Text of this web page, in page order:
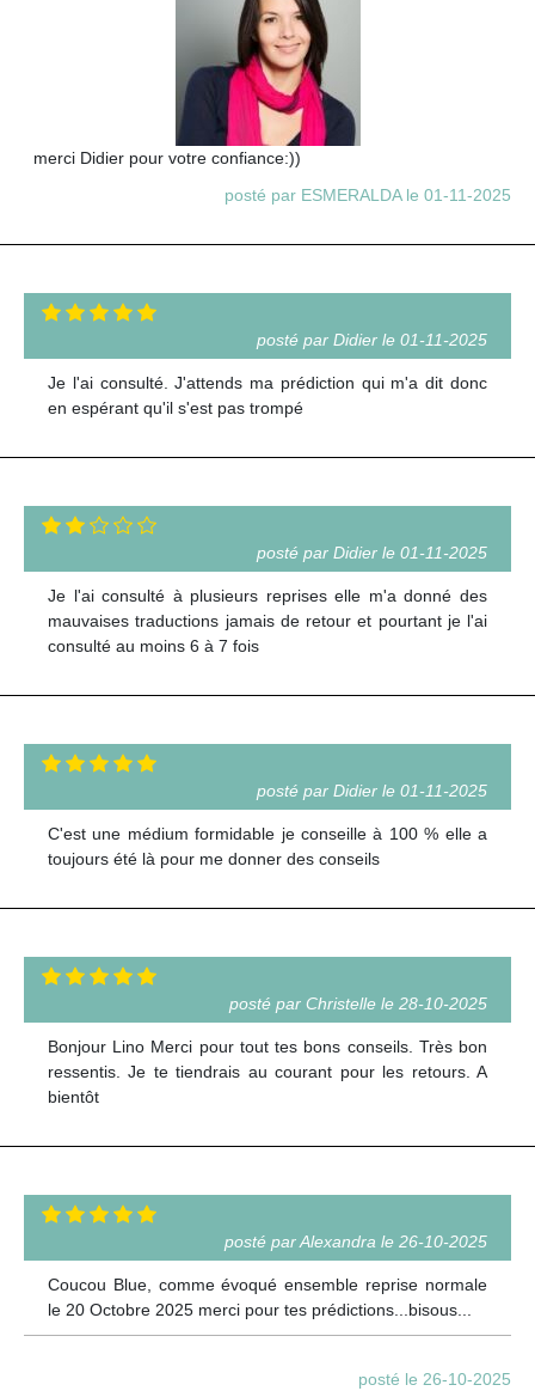
merci Didier pour votre confiance:))
posté par ESMERALDA le 01-11-2025
posté par Didier le 01-11-2025
Je l'ai consulté. J'attends ma prédiction qui m'a dit donc
en espérant qu'il s'est pas trompé
posté par Didier le 01-11-2025
Je l'ai consulté à plusieurs reprises elle m'a donné des
mauvaises traductions jamais de retour et pourtant je l'ai
consulté au moins 6 à 7 fois
posté par Didier le 01-11-2025
C'est une médium formidable je conseille à 100 % elle a
toujours été là pour me donner des conseils
posté par Christelle le 28-10-2025
Bonjour Lino Merci pour tout tes bons conseils. Très bon
ressentis. Je te tiendrais au courant pour les retours. A
bientôt
posté par Alexandra le 26-10-2025
Coucou Blue, comme évoqué ensemble reprise normale
le 20 Octobre 2025 merci pour tes prédictions...bisous...
posté le 26-10-2025